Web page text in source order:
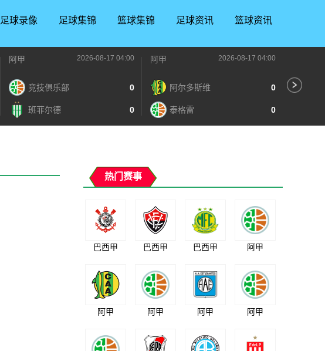
足球录像 足球集锦 篮球集锦 足球资讯 篮球资讯
阿甲 2026-08-17 04:00
竞技俱乐部 0
班菲尔德 0
阿甲 2026-08-17 04:00
阿尔多斯维 0
泰格雷 0
热门赛事
巴西甲 巴西甲 巴西甲 阿甲
阿甲 阿甲 阿甲 阿甲